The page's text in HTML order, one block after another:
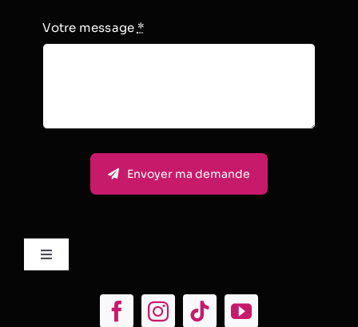
Votre message *
Envoyer ma demande
Toggle
Mentions Légales